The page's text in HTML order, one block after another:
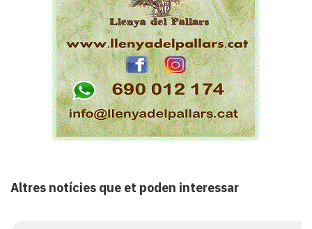
Altres notícies que et poden interessar